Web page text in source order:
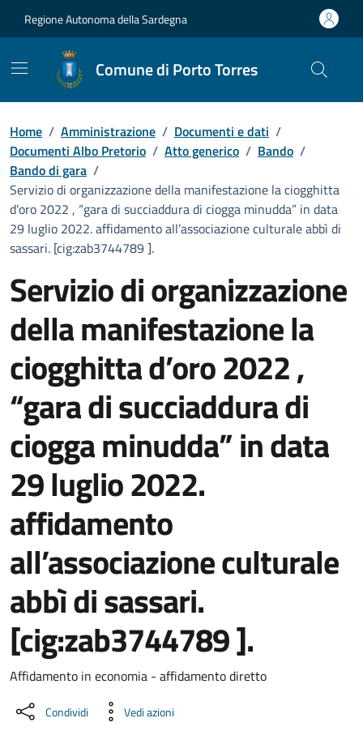
Regione Autonoma della Sardegna
Comune di Porto Torres
Home / Amministrazione / Documenti e dati /
Documenti Albo Pretorio / Atto generico / Bando /
Bando di gara /
Servizio di organizzazione della manifestazione la ciogghitta
d’oro 2022 , “gara di succiaddura di ciogga minudda” in data
29 luglio 2022. affidamento all’associazione culturale abbì di
sassari. [cig:zab3744789 ].
Servizio di organizzazione
della manifestazione la
ciogghitta d’oro 2022 ,
“gara di succiaddura di
ciogga minudda” in data
29 luglio 2022.
affidamento
all’associazione culturale
abbì di sassari.
[cig:zab3744789 ].
Dettaglio del documento
Affidamento in economia - affidamento diretto
Condividi Vedi azioni